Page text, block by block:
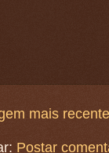
mais recente
Postar